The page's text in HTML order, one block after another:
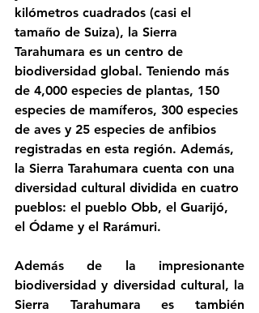
kilómetros cuadrados (casi el
tamaño de Suiza), la Sierra
Tarahumara es un centro de
biodiversidad global. Teniendo más
de 4,000 especies de plantas, 150
especies de mamíferos, 300 especies
de aves y 25 especies de anfibios
registradas en esta región. Además,
la Sierra Tarahumara cuenta con una
diversidad cultural dividida en cuatro
pueblos: el pueblo Obb, el Guarijó,
el Ódame y el Rarámuri.
Además de la impresionante
biodiversidad y diversidad cultural, la
Sierra Tarahumara es también